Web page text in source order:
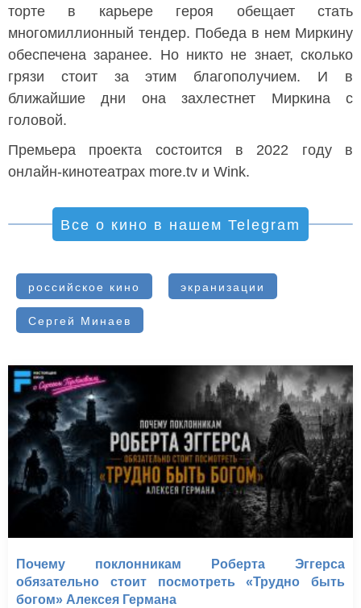
торте в карьере героя обещает стать
многомиллионный тендер. Победа в нем Миркину
обеспечена заранее. Но никто не знает, сколько
грязи стоит за этим благополучием. И в
ближайшие дни она захлестнет Миркина с
головой.
Премьера проекта состоится в 2022 году в
онлайн-кинотеатрах more.tv и Wink.
Все о кино в нашем Telegram
российское кино экранизации
Сергей Минаев
Почему поклонникам Роберта Эггерса
обязательно стоит посмотреть «Трудно быть
богом» Алексея Германа